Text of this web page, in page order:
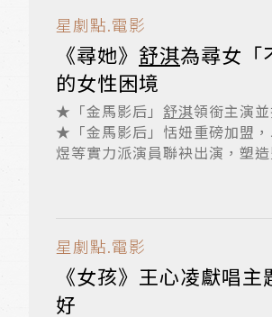
星劇點.電影
《尋她》 舒淇為尋女「
的女性困境
★「金馬影后」 舒淇領銜主演
★「金馬影后」恬妞重磅加盟
煜等實力派演員聯袂出演，塑
星劇點.電影
《女孩》王心凌獻唱主
好